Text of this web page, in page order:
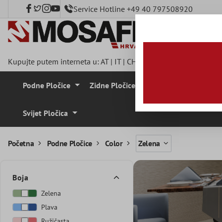
glavni sadržaj Service Hotline +49 40 797508920
Kupujte putem interneta u:AT| IT| CH
Podne Pločice Zidne Pločice
Svijet Pločica
Početna Podne Pločice Color Zelena
Boja
Zelena
Plava